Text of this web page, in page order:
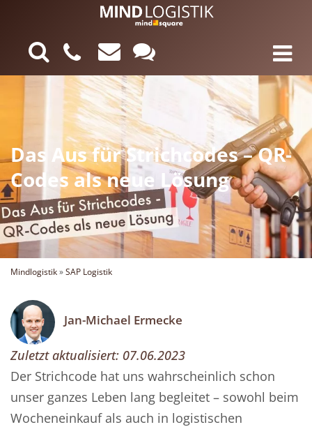
Das Aus für Strichcodes – QR-
Codes als neue Lösung
Mindlogistik»SAP Logistik
Jan-Michael Ermecke
Zuletzt aktualisiert: 07.06.2023
Der Strichcode hat uns wahrscheinlich schon
unser ganzes Leben lang begleitet – sowohl beim
Wocheneinkauf als auch in logistischen